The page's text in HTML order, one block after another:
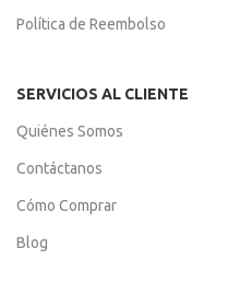
Política de Reembolso
SERVICIOS AL CLIENTE
Quiénes Somos
Contáctanos
Cómo Comprar
Blog